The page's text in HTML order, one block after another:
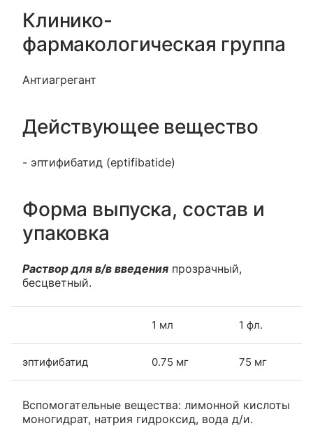
Клинико-
фармакологическая группа
Антиагрегант
Действующее вещество
- эптифибатид (eptifibatide)
Форма выпуска, состав и
упаковка
Раствор для в/в введения прозрачный,
бесцветный.
1 мл 1 фл.
эптифибатид 0.75 мг 75 мг
Вспомогательные вещества: лимонной кислоты
моногидрат, натрия гидроксид, вода д/и.